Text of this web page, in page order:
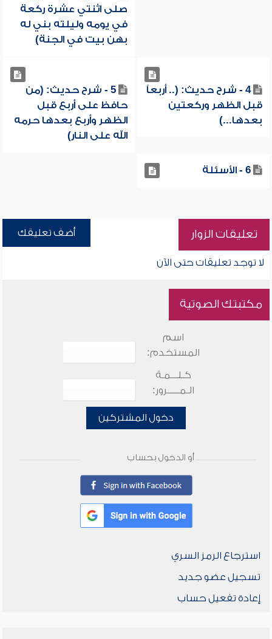
صلى اثنتي عشرة ركعة
في يومه وليلته بني له
بهن بيت في الجنة)
4 - شرح حديث: (.. أربعاً
قبل الظهر وركعتين
بعدها...)
5 - شرح حديث: (من
حافظ على أربع قبل
الظهر وأربع بعدها حرمه
الله على النار)
6 - الأسئلة
تعليقات الزوار أضف تعليقك
لا توجد تعليقات حتى الآن
مكتبتك الصوتية
اسم
المستخدم:
كـلـــمـة
الـمـــــرور:
دخول المشتركين
أو الدخول بحساب
استرجاع الرمز السري
تسجيل عضو جديد
إعادة تفعيل حساب